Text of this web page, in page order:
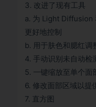
3. 改进了现有工具
a. 为 Light Diffusion
更好地控制
b. 用于肤色和腮红调
4. 手动识别未自动检
5. 一键缩放至单个面
6. 修改面部区域以提
7. 直方图